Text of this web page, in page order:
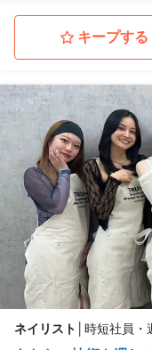
キープする
ネイリスト 時短社員・